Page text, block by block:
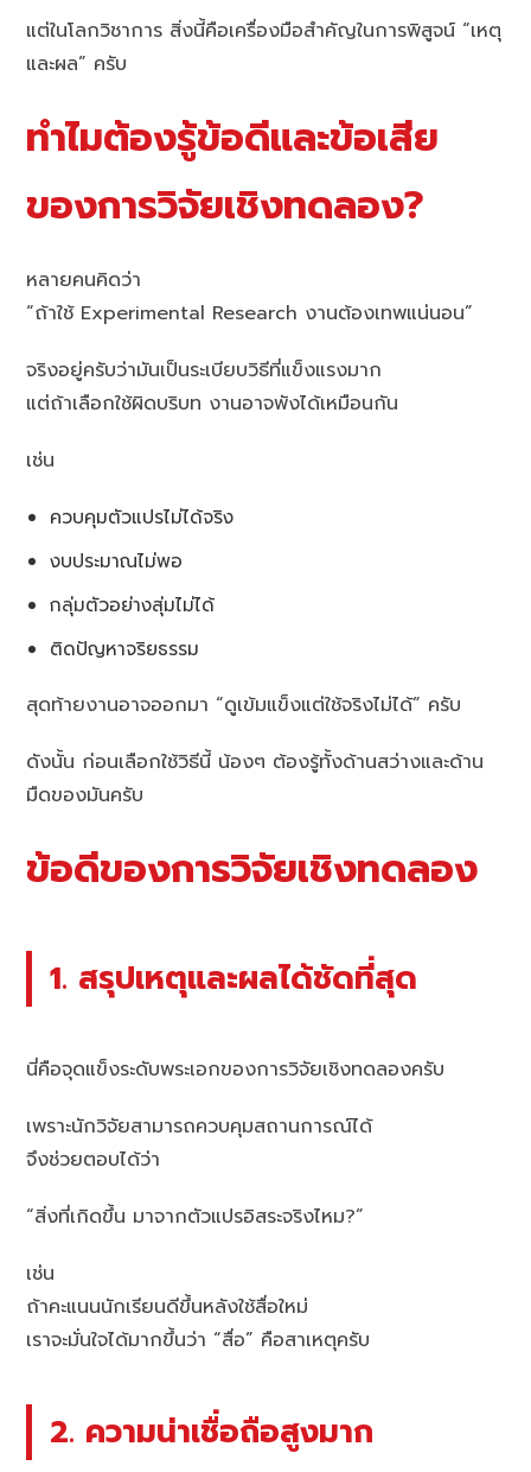
แต่ในโลกวิชาการ สิ่งนี้คือเครื่องมือสำคัญในการพิสูจน์ “เหตุ
และผล” ครับ
ทำไมต้องรู้ข้อดีและข้อเสีย
ของการวิจัยเชิงทดลอง?
หลายคนคิดว่า
“ถ้าใช้ Experimental Research งานต้องเทพแน่นอน”
จริงอยู่ครับว่ามันเป็นระเบียบวิธีที่แข็งแรงมาก
แต่ถ้าเลือกใช้ผิดบริบท งานอาจพังได้เหมือนกัน
เช่น
ควบคุมตัวแปรไม่ได้จริง
งบประมาณไม่พอ
กลุ่มตัวอย่างสุ่มไม่ได้
ติดปัญหาจริยธรรม
สุดท้ายงานอาจออกมา “ดูเข้มแข็งแต่ใช้จริงไม่ได้” ครับ
ดังนั้น ก่อนเลือกใช้วิธีนี้ น้องๆ ต้องรู้ทั้งด้านสว่างและด้าน
มืดของมันครับ
ข้อดีของการวิจัยเชิงทดลอง
1. สรุปเหตุและผลได้ชัดที่สุด
นี่คือจุดแข็งระดับพระเอกของการวิจัยเชิงทดลองครับ
เพราะนักวิจัยสามารถควบคุมสถานการณ์ได้
จึงช่วยตอบได้ว่า
“สิ่งที่เกิดขึ้น มาจากตัวแปรอิสระจริงไหม?”
เช่น
ถ้าคะแนนนักเรียนดีขึ้นหลังใช้สื่อใหม่
เราจะมั่นใจได้มากขึ้นว่า “สื่อ” คือสาเหตุครับ
2. ความน่าเชื่อถือสูงมาก